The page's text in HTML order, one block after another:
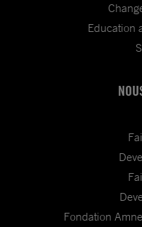
Education
Fondation